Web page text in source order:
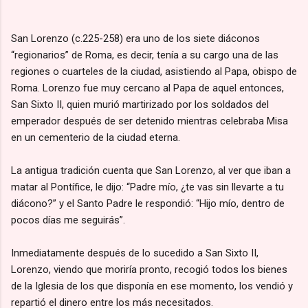
San Lorenzo (c.225-258) era uno de los siete diáconos
“regionarios” de Roma, es decir, tenía a su cargo una de las
regiones o cuarteles de la ciudad, asistiendo al Papa, obispo de
Roma. Lorenzo fue muy cercano al Papa de aquel entonces,
San Sixto II, quien murió martirizado por los soldados del
emperador después de ser detenido mientras celebraba Misa
en un cementerio de la ciudad eterna.
La antigua tradición cuenta que San Lorenzo, al ver que iban a
matar al Pontífice, le dijo: “Padre mío, ¿te vas sin llevarte a tu
diácono?” y el Santo Padre le respondió: “Hijo mío, dentro de
pocos días me seguirás”.
Inmediatamente después de lo sucedido a San Sixto II,
Lorenzo, viendo que moriría pronto, recogió todos los bienes
de la Iglesia de los que disponía en ese momento, los vendió y
repartió el dinero entre los más necesitados.